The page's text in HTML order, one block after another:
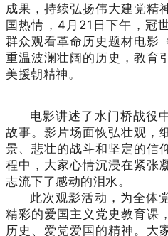
成果，持续弘扬伟大建党精
国热情，4月21日下午，冠
群众观看革命历史题材电影
重温波澜壮阔的历史，教育
美援朝精神。
电影讲述了水门桥战役
故事。影片场面恢弘壮观，
景、悲壮的战斗和坚定的信
程中，大家心情沉浸在紧张
志流下了感动的泪水。
此次观影活动，为全体
精彩的爱国主义党史教育课
历史、爱党爱国的精神。大